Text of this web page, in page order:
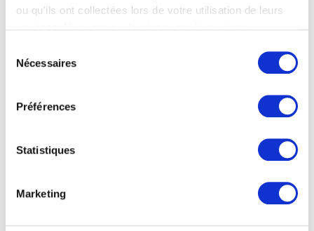
ou qu'ils ont collectées lors de votre utilisation de leurs
Nécessaires
Préférences
Statistiques
Marketing